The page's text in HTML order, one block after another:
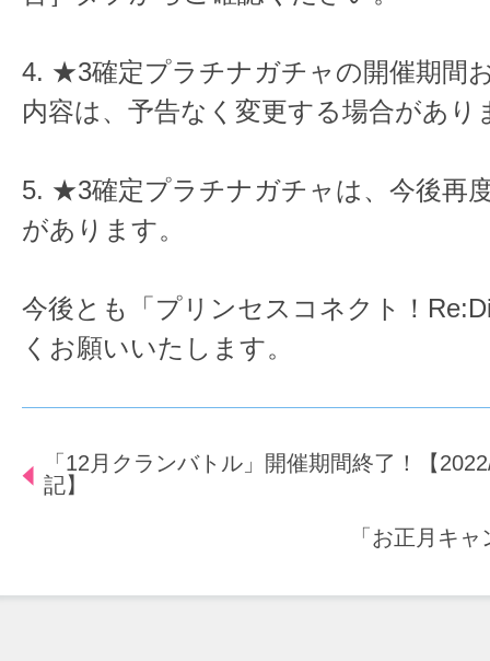
4. ★3確定プラチナガチャの開催期間
内容は、予告なく変更する場合があり
5. ★3確定プラチナガチャは、今後再
があります。
今後とも「プリンセスコネクト！
くお願いいたします。
「12月クランバトル」開催期間終了！【
記】
「お正月キ